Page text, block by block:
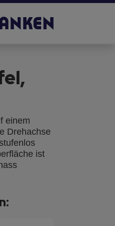
einem
Drehachse
ist
vier